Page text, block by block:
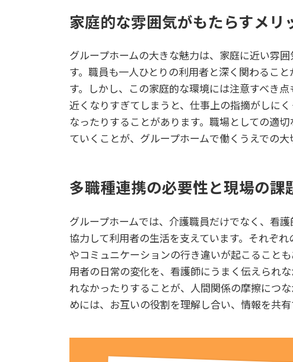
家庭的な雰囲気がもたらすメリ
グループホームの大きな魅力は、家庭に近い雰
す。職員も一人ひとりの利用者と深く関わるこ
す。しかし、この家庭的な環境には注意すべき
近くなりすぎてしまうと、仕事上の指摘がしに
なったりすることがあります。職場としての適
ていくことが、グループホームで働くうえでの大
多職種連携の必要性と現場の課
グループホームでは、介護職員だけでなく、看
協力して利用者の生活を支えています。それぞ
やコミュニケーションの行き違いが起こること
用者の日常の変化を、看護師にうまく伝えられ
れなかったりすることが、人間関係の摩擦につ
めには、お互いの役割を理解し合い、情報を共